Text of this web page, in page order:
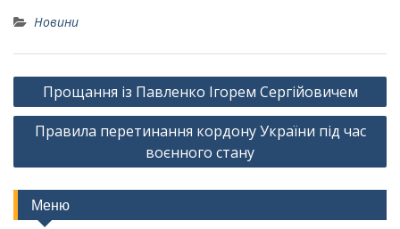
Новини
Навігація
записів
Прощання із Павленко Ігорем Сергійовичем
Правила перетинання кордону України під час
воєнного стану
Меню